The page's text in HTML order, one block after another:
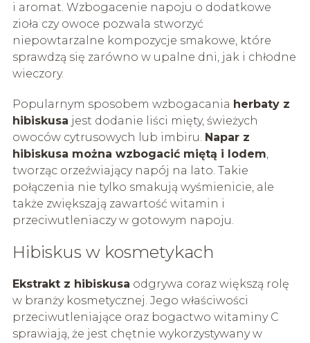
i aromat. Wzbogacenie napoju o dodatkowe
zioła czy owoce pozwala stworzyć
niepowtarzalne kompozycje smakowe, które
sprawdzą się zarówno w upalne dni, jak i chłodne
wieczory.
Popularnym sposobem wzbogacania herbaty z
hibiskusa jest dodanie liści mięty, świeżych
owoców cytrusowych lub imbiru. Napar z
hibiskusa można wzbogacić miętą i lodem,
tworząc orzeźwiający napój na lato. Takie
połączenia nie tylko smakują wyśmienicie, ale
także zwiększają zawartość witamin i
przeciwutleniaczy w gotowym napoju.
Hibiskus w kosmetykach
Ekstrakt z hibiskusa odgrywa coraz większą rolę
w branży kosmetycznej. Jego właściwości
przeciwutleniające oraz bogactwo witaminy C
sprawiają, że jest chętnie wykorzystywany w